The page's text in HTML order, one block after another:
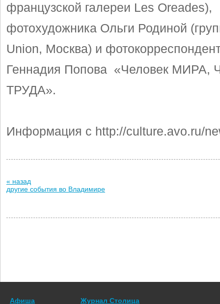
французской галереи Les Oreades),
фотохудожника Ольги Родиной
Union, Москва) и
Геннадия Попова «Человек МИРА,
ТРУДА».
Информация с http://culture.avo.ru/
« назад
другие события во Владимире
Афиша Журнал Столица